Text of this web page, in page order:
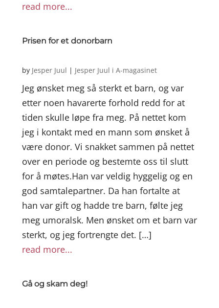
read more...
Prisen for et donorbarn
by Jesper Juul | Jesper Juul i A-magasinet
Jeg ønsket meg så sterkt et barn, og var
etter noen havarerte forhold redd for at
tiden skulle løpe fra meg. På nettet kom
jeg i kontakt med en mann som ønsket å
være donor. Vi snakket sammen på nettet
over en periode og bestemte oss til slutt
for å møtes.Han var veldig hyggelig og en
god samtalepartner. Da han fortalte at
han var gift og hadde tre barn, følte jeg
meg umoralsk. Men ønsket om et barn var
sterkt, og jeg fortrengte det. […]
read more...
Gå og skam deg!